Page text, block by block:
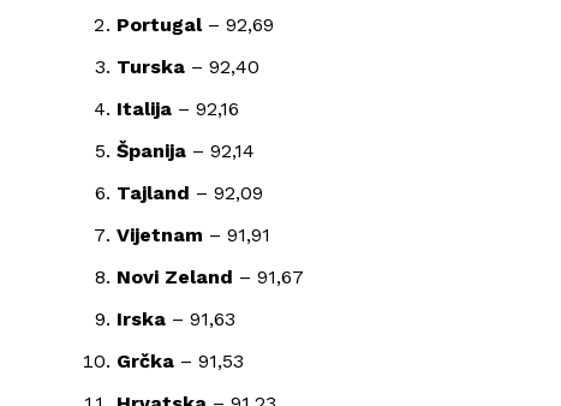
Portugal– 92,69
Turska – 92,40
Italija – 92,16
Španija – 92,14
Tajland – 92,09
Vijetnam – 91,91
Novi Zeland – 91,67
Irska – 91,63
Grčka – 91,53